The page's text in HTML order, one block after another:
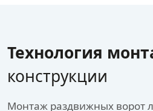
Технология
конструкции
Монтаж раздвижных ворот